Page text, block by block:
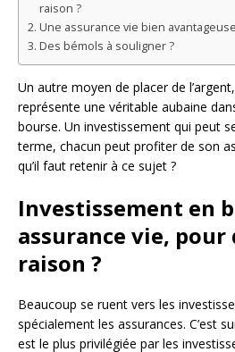
raison ?
Une assurance vie bien avantageuse
Des bémols à souligner ?
Un autre moyen de placer de
représente une véritable aubaine
bourse. Un investissement qui peut
terme, chacun peut profiter de son
qu’il faut retenir à ce sujet ?
Investissement en
assurance vie, pour
raison ?
Beaucoup se ruent vers les
spécialement les assurances. C’est
est le plus privilégiée par les